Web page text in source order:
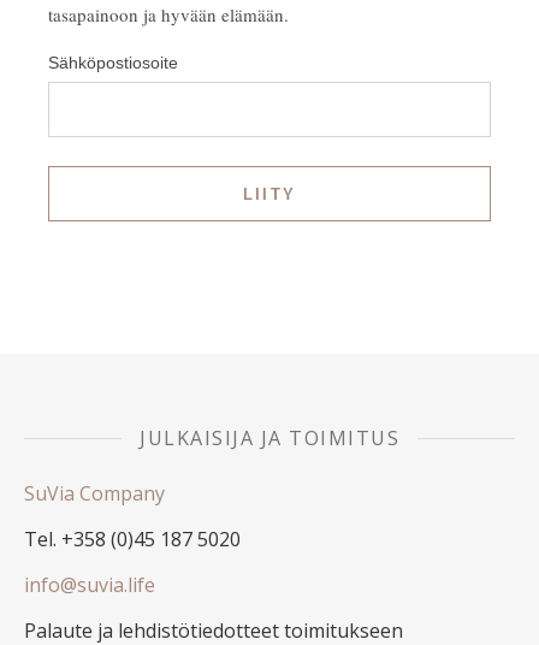
tasapainoon ja hyvään elämään.
Sähköpostiosoite
JULKAISIJA JA TOIMITUS
SuVia Company
Tel. +358 (0)45 187 5020
info@suvia.life
Palaute ja lehdistötiedotteet toimitukseen